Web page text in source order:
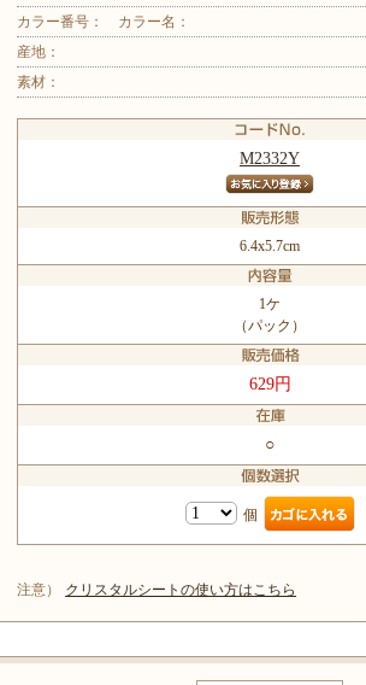
カラー番号：
カラー名：
産地：
素材：
M2332Y
6.4x5.7cm
1ケ
（パック）
629円
○
個
注意） クリスタルシートの使い方はこちら